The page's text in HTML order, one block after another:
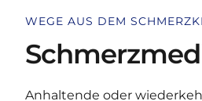
WEGE AUS DEM
Anhaltende oder